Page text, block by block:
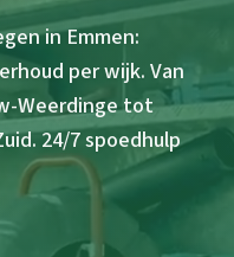
in Emmen:
per wijk. Van
Weerdinge tot
24/7 spoedhulp